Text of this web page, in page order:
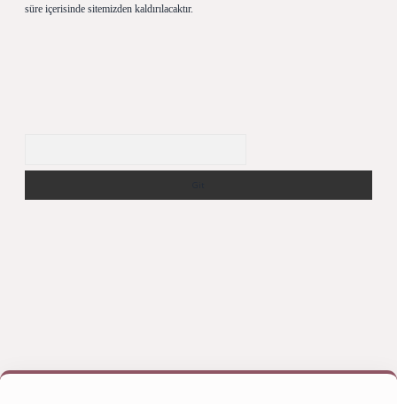
süre içerisinde sitemizden kaldırılacaktır.
betexper bahis